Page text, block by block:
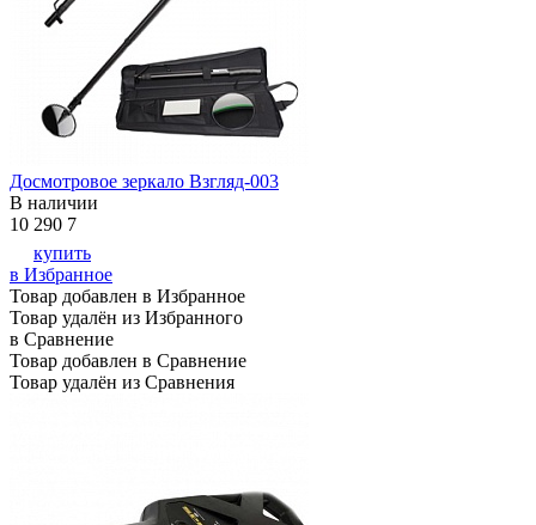
Досмотровое зеркало Взгляд-003
В наличии
10 290 7
купить
в Избранное
Товар добавлен в Избранное
Товар удалён из Избранного
в Сравнение
Товар добавлен в Сравнение
Товар удалён из Сравнения